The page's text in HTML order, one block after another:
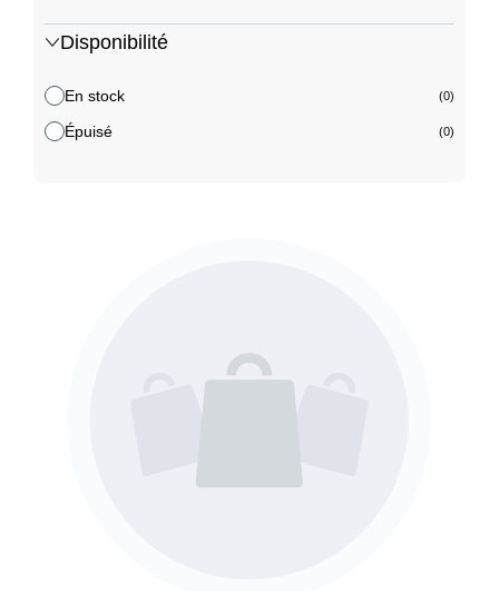
Disponibilité
En stock (0)
Épuisé (0)